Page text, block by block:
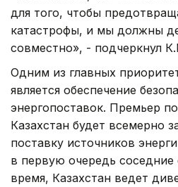
для того, чтобы
катастрофы, и мы должны
совместно», - подчеркнул
Одним из главных
является обеспечение
энергопоставок. Премьер
Казахстан будет всемерно
поставку источников
в первую очередь
время, Казахстан ведет